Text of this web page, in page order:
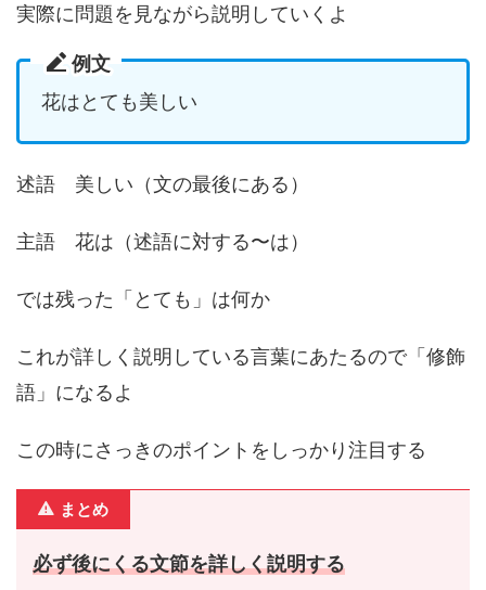
実際に問題を見ながら説明していくよ
例文
花はとても美しい
述語 美しい（文の最後にある）
主語 花は（述語に対する〜は）
では残った「とても」は何か
これが詳しく説明している言葉にあたるので「修飾
語」になるよ
この時にさっきのポイントをしっかり注目する
まとめ
必ず後にくる文節を詳しく説明する